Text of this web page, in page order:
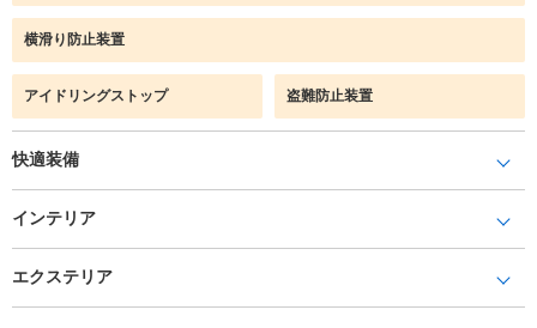
横滑り防止装置
アイドリングストップ 盗難防止装置
快適装備
インテリア
エクステリア